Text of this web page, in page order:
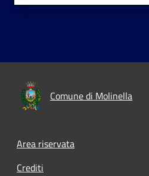
Comune di Molinella
Area riservata
Crediti